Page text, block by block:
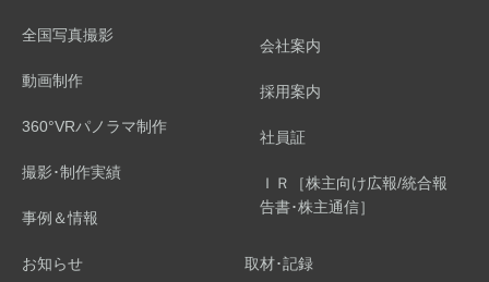
全国写真撮影
動画制作
360°VRパノラマ制作
撮影･制作実績
事例＆情報
お知らせ
会社案内
採用案内
社員証
ＩＲ［株主向け広報/統合報
告書･株主通信］
取材･記録